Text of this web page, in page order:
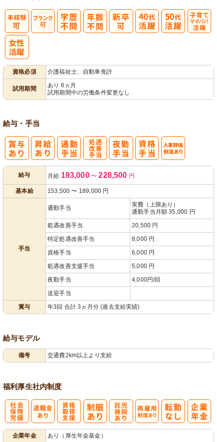
資格必須 介護福祉士、自動車免許
試用期間
あり 6ヵ月
試用期間中の労働条件変更なし
給与・手当
給与 月給 193,000 〜 228,500 円
基本給 153,500 〜 189,000 円
手当
通勤手当
実費（上限あり）
通勤手当月額 35,000 円
処遇改善手当
20,500 円
特定処遇改善手当
8,000 円
資格手当
6,000 円
処遇改善支援手当
5,000 円
夜勤手当
4,000円/回
送迎手当
賞与
年3回 合計 3ヵ月分 (過去支給実績)
給与モデル
備考 交通費2km以上より支給
福利厚生社内制度
企業年金 あり（厚生年金基金）